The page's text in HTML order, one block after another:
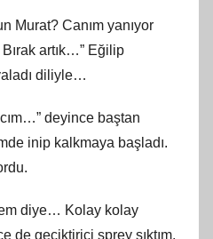
Murat? Canım yanıyor
artık…” Eğilip
diliyle…
deyince baştan
inip kalkmaya başladı.
diye… Kolay kolay
de geciktirici sprey sıktım.